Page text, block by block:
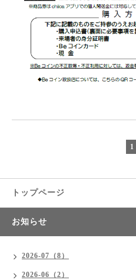
1
トップページ
お知らせ
2026-07（8）
2026-06（2）